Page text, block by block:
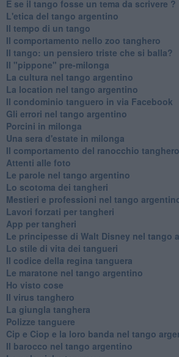
E se il tango fosse un tema da scrivere ?
L'etica del tango argentino
Il tempo di un tango
Il comportamento nello zoo tanghero
Il tango: un pensiero triste che si balla?
Il "pippone" pre-milonga
La cultura nel tango argentino
La location nel tango argentino
Il condominio tanguero in via Facebook
Gli errori nel tango argentino
Porcini in milonga
Una sera d'estate in milonga
Il comportamento del ranocchio tanghero
Attenti alle foto
Le parole nel tango argentino
Lo scotoma dei tangheri
Mestieri e professioni nel tango
Lavori forzati per tangheri
App per tangheri
Le principesse di Walt Disney nel tango
Lo stile di vita dei tangueri
Il codice della regina tanguera
Le maratone nel tango argentino
Ho visto cose
Il virus tanghero
La giungla tanghera
Polizze tanguere
Cip e Ciop e la loro banda nel tango
Il barocco nel tango argentino